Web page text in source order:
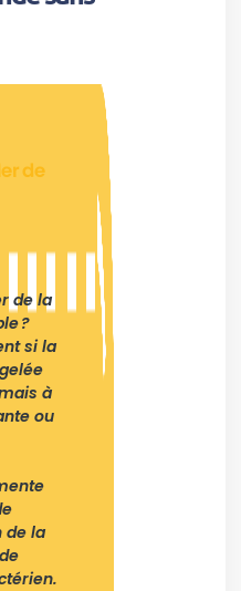
de
de la
?
si la
à
ou
de la